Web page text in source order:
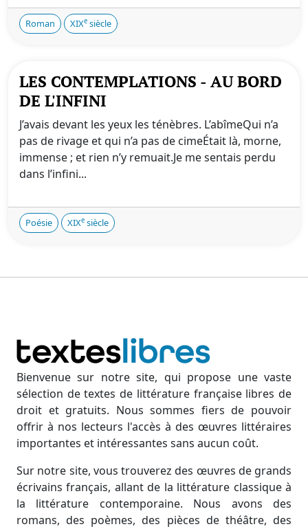
Roman XIXe siècle
LES CONTEMPLATIONS - AU BORD
DE L'INFINI
J’avais devant les yeux les ténèbres. L’abîmeQui n’a
pas de rivage et qui n’a pas de cimeÉtait là, morne,
immense ; et rien n’y remuait.Je me sentais perdu
dans l’infini...
Poésie XIXe siècle
Bienvenue sur notre site, qui propose une vaste
sélection de textes de littérature française libres de
droit et gratuits. Nous sommes fiers de pouvoir
offrir à nos lecteurs l'accès à des œuvres littéraires
importantes et intéressantes sans aucun coût.
Sur notre site, vous trouverez des œuvres de grands
écrivains français, allant de la littérature classique à
la littérature contemporaine. Nous avons des
romans, des poèmes, des pièces de théâtre, des